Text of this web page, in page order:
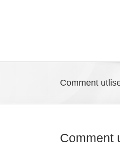
Comment
Comment